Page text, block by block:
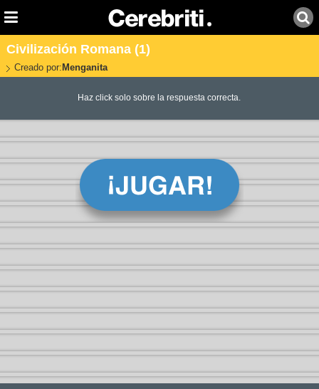
Civilización Romana (1)
Creado por: Menganita
Haz click solo sobre la respuesta correcta.